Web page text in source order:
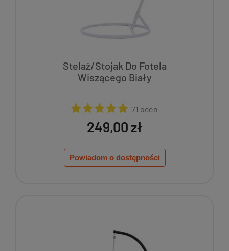
Stelaż/Stojak Do Fotela
Wiszącego Biały
71 ocen
249,00 zł
Powiadom o dostępności